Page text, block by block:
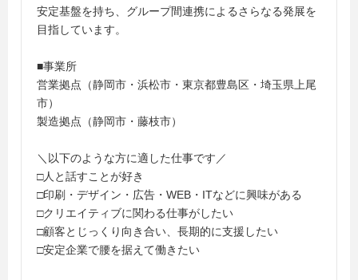
安定基盤を持ち、グループ間連携によるさらなる発展を
目指しています。
■事業所
営業拠点（静岡市・浜松市・東京都豊島区・埼玉県上尾
市）
製造拠点（静岡市・藤枝市）
＼以下のような方に適した仕事です／
□人と話すことが好き
□印刷・デザイン・広告・WEB・ITなどに興味がある
□クリエイティブに関わる仕事がしたい
□顧客とじっくり向き合い、長期的に支援したい
□安定企業で腰を据えて働きたい